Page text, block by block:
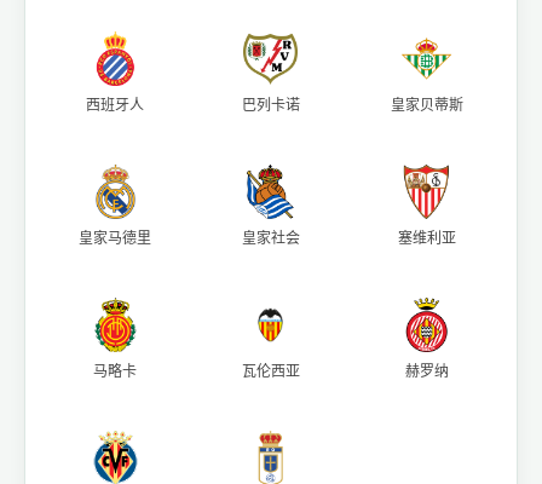
西班牙人 巴列卡诺 皇家贝蒂斯
皇家马德里 皇家社会 塞维利亚
马略卡 瓦伦西亚 赫罗纳